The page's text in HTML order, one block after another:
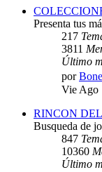
Presenta tus
217
3811
Último
por
Vie Ago
RINCON
Busqueda de
847
10360
Último